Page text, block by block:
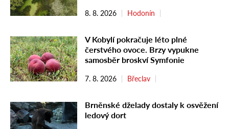
8. 8. 2026 Hodonín
V Kobylí pokračuje léto plné
čerstvého ovoce. Brzy vypukne
samosběr broskví Symfonie
7. 8. 2026 Břeclav
Brněnské dželady dostaly k osvěžení
ledový dort